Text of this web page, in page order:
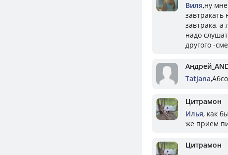
Виля,ну
завтрака,
надо
другого -
Tatjana
Цитрамон
Илья, как
же прием
Цитрамон